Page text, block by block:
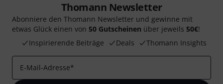
Thomann Newsletter
Abonniere den Thomann Newsletter und gewinne mit
etwas Glück einen von 50 Gutscheinen über jeweils 50€!
Inspirierende Beiträge
Deals Thomann Insights
E-Mail-Adresse*